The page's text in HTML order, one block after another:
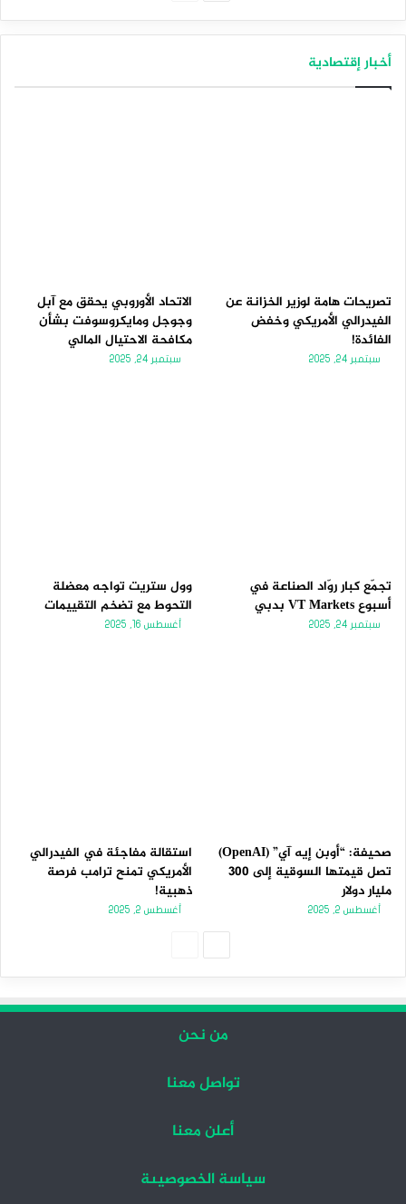
أخبار إقتصادية
تصريحات هامة لوزير الخزانة عن
الفيدرالي الأمريكي وخفض
الفائدة!
سبتمبر 24, 2025
الاتحاد الأوروبي يحقق مع آبل
وجوجل ومايكروسوفت بشأن
مكافحة الاحتيال المالي
سبتمبر 24, 2025
تجمّع كبار روّاد الصناعة في
أسبوع VT Markets بدبي
سبتمبر 24, 2025
وول ستريت تواجه معضلة
التحوط مع تضخم التقييمات
أغسطس 16, 2025
صحيفة: “أوبن إيه آي” (OpenAI)
تصل قيمتها السوقية إلى 300
مليار دولار
أغسطس 2, 2025
استقالة مفاجئة في الفيدرالي
الأمريكي تمنح ترامب فرصة
ذهبية!
أغسطس 2, 2025
من نحن
تواصل معنا
أعلن معنا
سياسة الخصوصيىة